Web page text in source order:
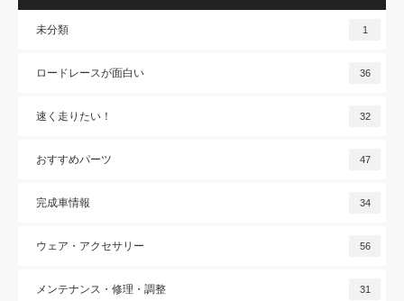
未分類 1
ロードレースが面白い 36
速く走りたい！ 32
おすすめパーツ 47
完成車情報 34
ウェア・アクセサリー 56
メンテナンス・修理・調整 31